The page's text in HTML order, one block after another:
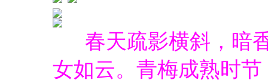
春天疏影横斜，暗
女如云。青梅成熟时